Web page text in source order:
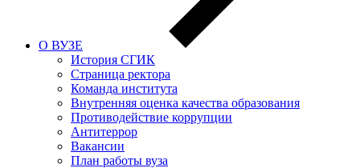
О ВУЗЕ
История СГИК
Страница ректора
Команда института
Внутренняя оценка качества образования
Противодействие коррупции
Антитеррор
Вакансии
План работы вуза